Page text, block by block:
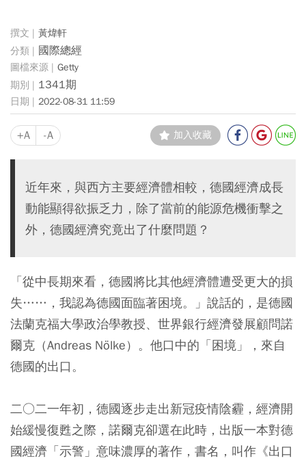
黃煒軒
國際總經
Getty
1341期
2022-08-31 11:59
+A -A 加入收藏
近年來，與西方主要經濟體相較，德國經濟成長
動能顯得欲振乏力，除了當前的能源危機衝擊之
外，德國經濟究竟出了什麼問題？
「從中長期來看，德國將比其他經濟體遭受更大的損
失……，我認為德國面臨著困境。」說話的，是德國
法蘭克福大學政治學教授、世界銀行經濟發展顧問諾
爾克（Andreas Nölke）。他口中的「困境」，來自
德國的出口。
二○二一年初，德國逐步走出新冠疫情陰霾，經濟開
始緩慢復甦之際，諾爾克卻選在此時，出版一本對德
國經濟「示警」意味濃厚的著作，書名，叫作《出口